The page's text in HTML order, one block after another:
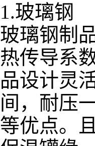
1.玻璃钢
玻璃钢制
热传导系
品设计灵
间，耐压
等优点。